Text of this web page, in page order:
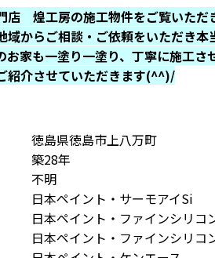
店 煌工房の施工物件をご覧いただ
域からご相談・ご依頼をいただき本
家も一塗り一塗り、丁寧に施工さ
紹介させていただきます(^^)/
徳島県徳島市上八万町
築28年
不明
日本ペイント・サーモアイSi
日本ペイント・ファインシリコ
日本ペイント・ファインシリコ